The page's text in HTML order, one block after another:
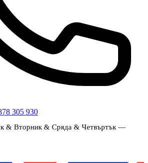
305 930
& Вторник & Сряда & Четвъртък —